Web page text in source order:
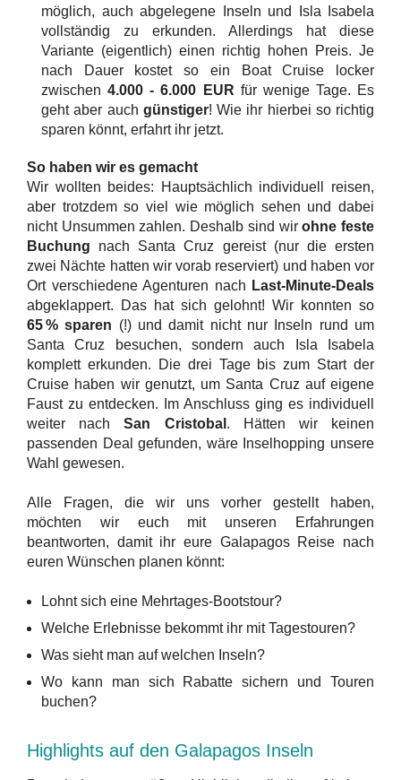
möglich, auch abgelegene Inseln und Isla Isabela
vollständig zu erkunden. Allerdings hat diese
Variante (eigentlich) einen richtig hohen Preis. Je
nach Dauer kostet so ein Boat Cruise locker
zwischen4.000 - 6.000 EUR für wenige Tage. Es
geht aber auch günstiger! Wie ihr hierbei so richtig
sparen könnt, erfahrt ihr jetzt.
So haben wir es gemacht
Wir wollten beides: Hauptsächlich individuell reisen,
aber trotzdem so viel wie möglich sehen und dabei
nicht Unsummen zahlen. Deshalb sind wirohne feste
Buchung nach Santa Cruz gereist (nur die ersten
zwei Nächte hatten wir vorab reserviert) und haben vor
Ort verschiedene Agenturen nach Last-Minute-Deals
abgeklappert. Das hat sich gelohnt! Wir konnten so
65 % sparen (!) und damit nicht nur Inseln rund um
Santa Cruz besuchen, sondern auch Isla Isabela
komplett erkunden. Die drei Tage bis zum Start der
Cruise haben wir genutzt, um Santa Cruz auf eigene
Faust zu entdecken. Im Anschluss ging es individuell
weiter nachSan Cristobal . Hätten wir keinen
passenden Deal gefunden, wäre Inselhopping unsere
Wahl gewesen.
Alle Fragen, die wir uns vorher gestellt haben,
möchten wir euch mit unseren Erfahrungen
beantworten, damit ihr eure Galapagos Reise nach
euren Wünschen planen könnt:
Lohnt sich eine Mehrtages-Bootstour?
Welche Erlebnisse bekommt ihr mit Tagestouren?
Was sieht man auf welchen Inseln?
Wo kann man sich Rabatte sichern und Touren
buchen?
Highlights auf den Galapagos Inseln